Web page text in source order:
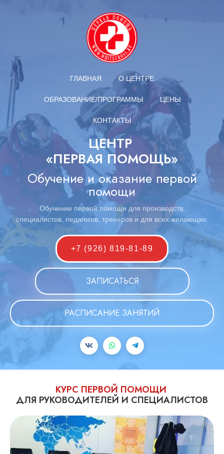
ГЛАВНАЯ О ЦЕНТРЕ
ОБРАЗОВАНИЕ/ПРОГРАММЫ ЦЕНЫ
КОНТАКТЫ
ЦЕНТР
«ПЕРВАЯ ПОМОЩЬ»
Обучение и оказание первой
помощи
Обучение первой помощи для производств,
специалистов, педагогов, тренеров и для всех желающих.
+7 (926) 819-81-89
ЗАПИСАТЬСЯ
РАСПИСАНИЕ ЗАНЯТИЙ
КУРС ПЕРВОЙ ПОМОЩИ
ДЛЯ РУКОВОДИТЕЛЕЙ И СПЕЦИАЛИСТОВ